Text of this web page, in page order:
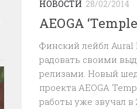
НОВОСТИ 28/02/2014
AEOGA
Финский лейбл Aural
радовать своими
релизами. Новый
проекта AEOGA
работы уже звучал в